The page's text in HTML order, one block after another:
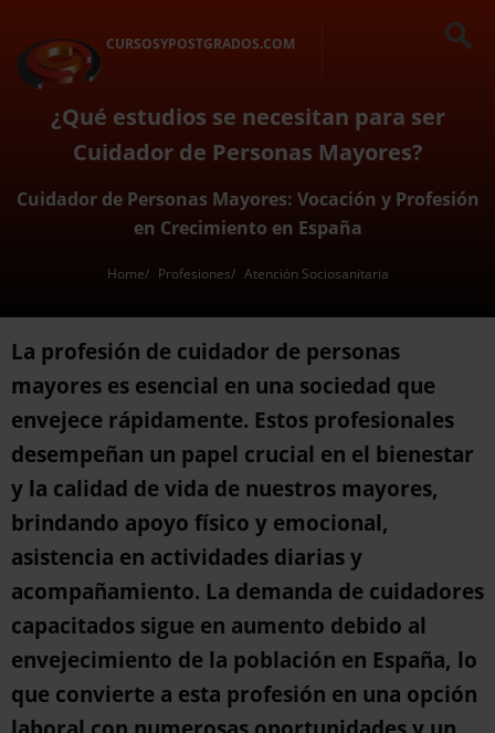
CURSOSYPOSTGRADOS.COM
¿Qué estudios se necesitan para ser
Cuidador de Personas Mayores?
Cuidador de Personas Mayores: Vocación y Profesión
en Crecimiento en España
Home Profesiones Atención Sociosanitaria
La profesión de cuidador de personas
mayores es esencial en una sociedad que
envejece rápidamente. Estos profesionales
desempeñan un papel crucial en el bienestar
y la calidad de vida de nuestros mayores,
brindando apoyo físico y emocional,
asistencia en actividades diarias y
acompañamiento. La demanda de cuidadores
capacitados sigue en aumento debido al
envejecimiento de la población en España, lo
que convierte a esta profesión en una opción